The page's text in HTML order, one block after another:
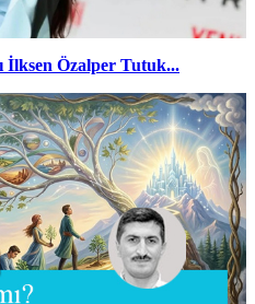
İlksen Özalper Tutuk...